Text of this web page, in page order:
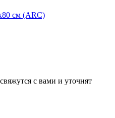
см (ARC)
с вами и уточнят